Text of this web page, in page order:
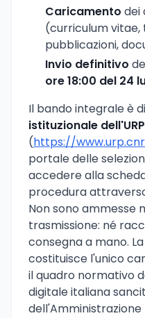
Caricamento dei
(curriculum vitae,
pubblicazioni,
Invio definitivo
ore 18:00 del 24
Il bando integrale è
istituzionale
(https://
portale delle
accedere alla
procedura
Non sono ammesse
trasmissione: né
consegna a mano.
costituisce l'unico
il quadro normativo
digitale italiana
dell'Amministrazione